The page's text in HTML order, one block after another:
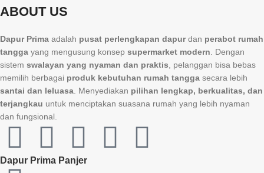
ABOUT US
Dapur Prima adalah pusat perlengkapan dapurdan perabot rumah
tangga yang mengusung konsep supermarket modern . Dengan
sistem swalayan yang nyaman dan praktis , pelanggan bisa bebas
memilih berbagai produk kebutuhan rumah tangga secara lebih
santai dan leluasa . Menyediakan pilihan lengkap, berkualitas, dan
terjangkau untuk menciptakan suasana rumah yang lebih nyaman
dan fungsional.
Dapur Prima Panjer